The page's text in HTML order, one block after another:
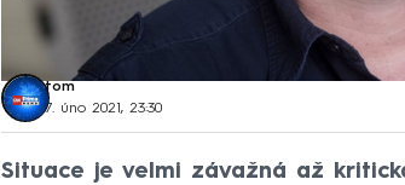
tom
7. úno 2021, 23:30
Situace je velmi závažná až